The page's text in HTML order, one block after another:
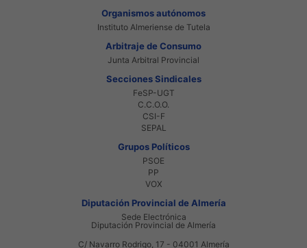
Organismos autónomos
Instituto Almeriense de Tutela
Arbitraje de Consumo
Junta Arbitral Provincial
Secciones Sindicales
FeSP-UGT
C.C.O.O.
CSI-F
SEPAL
Grupos Políticos
PSOE
PP
VOX
Diputación Provincial de Almería
Sede Electrónica
Diputación Provincial de Almería
C/ Navarro Rodrigo, 17 - 04001 Almería